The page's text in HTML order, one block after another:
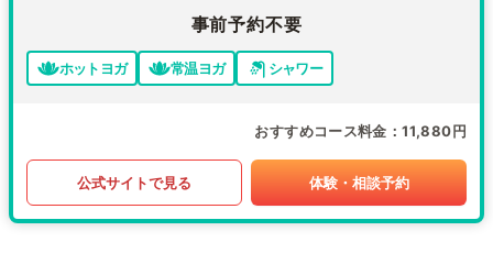
事前予約不要
ホットヨガ 常温ヨガ シャワー
おすすめコース料金 11,880円
公式サイトで見る 体験・相談予約